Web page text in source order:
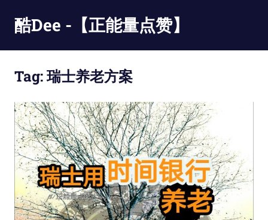
content
酷Dee -【正能量点赞】
最
有
更
酷
Tag:瑞士养老方案